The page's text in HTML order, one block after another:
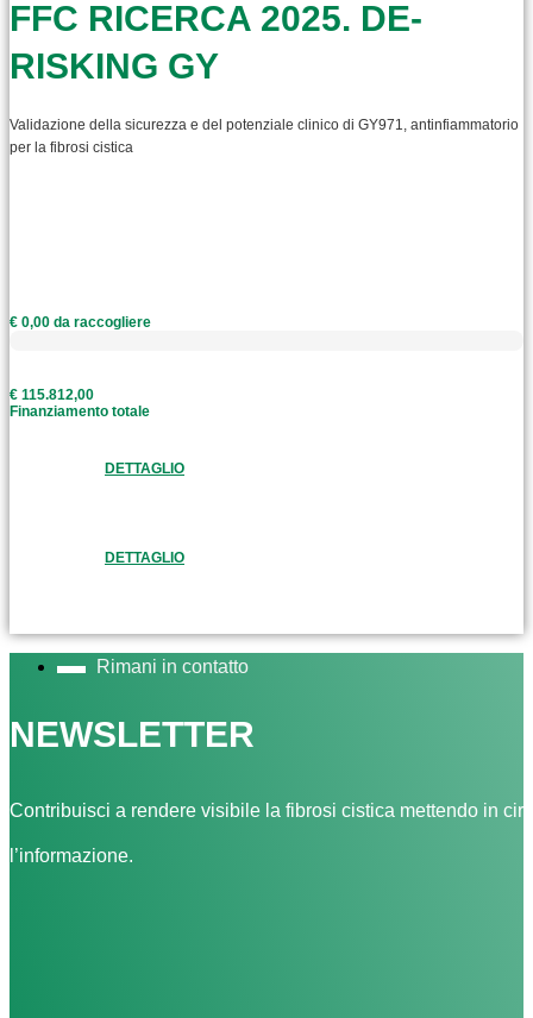
FFC RICERCA 2025. DE-
RISKING GY
Validazione della sicurezza e del potenziale clinico di GY971, antinfiammatorio
per la fibrosi cistica
€ 0,00 da raccogliere
€ 115.812,00
Finanziamento totale
DETTAGLIO
DETTAGLIO
Rimani in contatto
NEWSLETTER
Contribuisci a rendere visibile la fibrosi cistica mettendo in
l’informazione.